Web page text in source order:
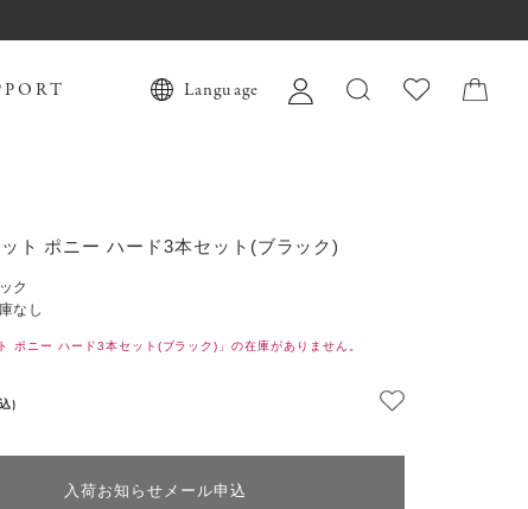
Language
ト ポニー ハード3本セット(ブラック)
ク
なし
ポニー ハード3本セット(ブラック)」の在庫がありません。
)
入荷お知らせメール申込